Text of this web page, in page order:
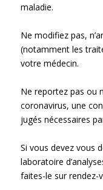
maladie.
Ne modifiez pas,
(notamment les
votre médecin.
Ne reportez pas ou
coronavirus, une
jugés nécessaires
Si vous devez vous
laboratoire
faites-le sur rendez-